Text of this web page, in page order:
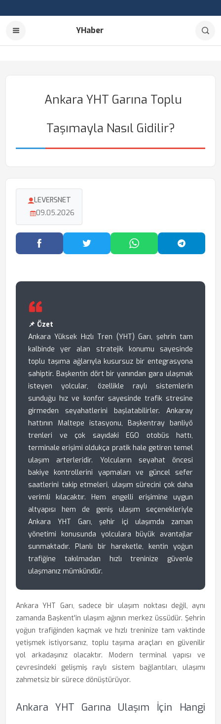
YHaber
Ankara YHT Garına Toplu
Taşımayla Nasıl Gidilir?
LEVERSNET
09.05.2026
Facebook'ta PaylaşTwitter'da PaylaşWhatsApp'ta Paylaş
📌 Özet
Ankara Yüksek Hızlı Tren (YHT) Garı, şehrin tam
kalbinde yer alan stratejik konumu sayesinde
toplu taşıma ağlarıyla kusursuz bir entegrasyona
sahiptir. Başkentin dört bir yanından gara ulaşmak
isteyen yolcular, özellikle raylı sistemlerin
sunduğu hız ve konfor sayesinde trafik stresine
girmeden seyahatlerini başlatabilirler. Ankaray
hattının Maltepe istasyonu, Başkentray banliyö
trenleri ve çok sayıdaki EGO otobüs hattı,
terminale erişimi oldukça pratik hale getiren temel
ulaşım arterleridir. Yolcuların seyahat öncesi
bakiye kontrollerini yapmaları ve güncel sefer
saatlerini takip etmeleri, ulaşım sürecini çok daha
verimli kılacaktır. Hem engelli erişimine uygun
altyapısı hem de geniş ulaşım seçenekleriyle
Ankara YHT Garı, şehir içi ulaşımda zaman
yönetimi konusunda yolculara büyük avantajlar
sunmaktadır. Planlı bir hareketle, kentin yoğun
trafiğine takılmadan hızlı treninize güvenle
ulaşmanız mümkündür.
Ankara YHT Garı, sadece bir ulaşım noktası değil, aynı
zamanda Başkent'in ulaşım ağının merkez üssüdür. Şehrin
yoğun trafiğinden kaçmak ve hızlı treninize tam vaktinde
yetişmek istiyorsanız, toplu taşıma araçları en güvenilir
yol arkadaşınız olacaktır. Modern terminal yapısı ve
çevresindeki gelişmiş raylı sistem bağlantıları, ulaşımı
zahmetsiz bir sürece dönüştürüyor.
Ankara YHT Garına Ulaşım İçin Hangi